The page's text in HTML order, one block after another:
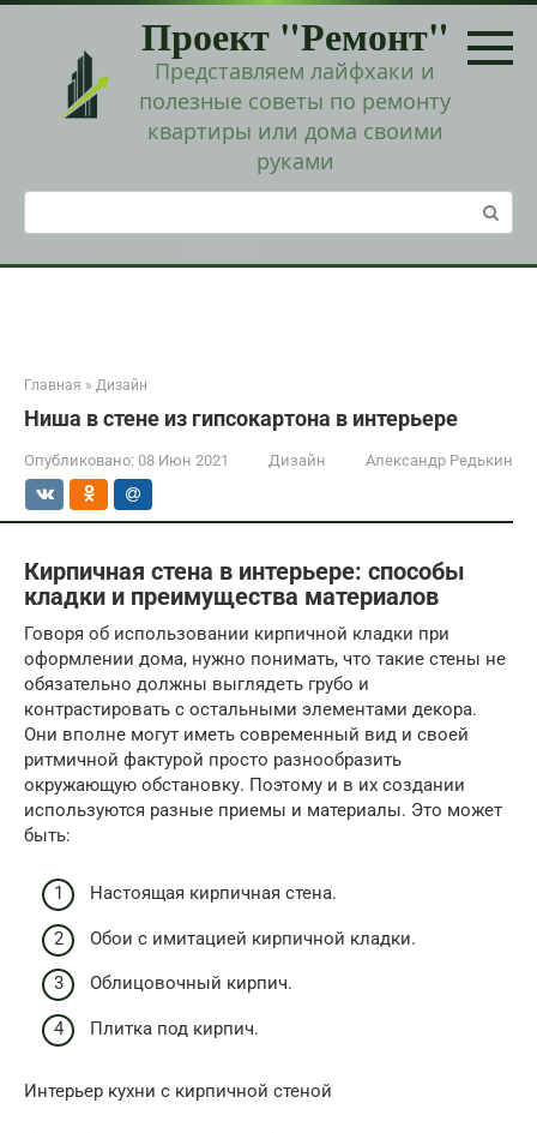
Перейти
Проект "Ремонт"
Представляем лайфхаки и
полезные советы по ремонту
квартиры или дома своими
руками
Поиск:
Главная » Дизайн
Ниша в стене из гипсокартона в интерьере
Опубликовано: 08 Июн 2021 Дизайн Александр Редькин
Кирпичная стена в интерьере: способы
кладки и преимущества материалов
Говоря об использовании кирпичной кладки при
оформлении дома, нужно понимать, что такие стены не
обязательно должны выглядеть грубо и
контрастировать с остальными элементами декора.
Они вполне могут иметь современный вид и своей
ритмичной фактурой просто разнообразить
окружающую обстановку. Поэтому и в их создании
используются разные приемы и материалы. Это может
быть:
Настоящая кирпичная стена.
Обои с имитацией кирпичной кладки.
Облицовочный кирпич.
Плитка под кирпич.
Интерьер кухни с кирпичной стеной